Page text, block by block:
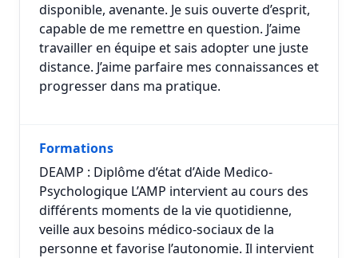
disponible, avenante. Je suis ouverte d’esprit,
capable de me remettre en question. J’aime
travailler en équipe et sais adopter une juste
distance. J’aime parfaire mes connaissances et
progresser dans ma pratique.
Formations
DEAMP : Diplôme d’état d’Aide Medico-
Psychologique L’AMP intervient au cours des
différents moments de la vie quotidienne,
veille aux besoins médico-sociaux de la
personne et favorise l’autonomie. Il intervient